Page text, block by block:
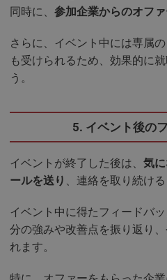
同時に、 参加企業からのオフ
さらに、イベント中には専属
も受けられるため、効果的に
う。
5. イベント後の
イベントが終了した後は、 気
ールを送り 、連絡を取り続ける
イベント中に得たフィードバ
分の強みや改善点を振り返り
れます。